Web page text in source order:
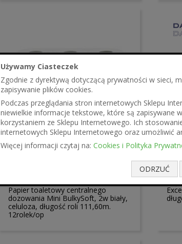
Używamy Ciasteczek
Zgodnie z dyrektywą dotyczącą prywatności w sieci,
zapisywanie plików cookies.
Podczas przeglądania stron internetowych Sklepu
niewielkie informacje tekstowe, które są zapisywane
korzystaniem ze Sklepu Internetowego. Ich
internetowych Sklepu Internetowego oraz umożliwić
Więcej informacji czytaj na: Cookies i Polityka
ODRZUĆ
Papier toaletowy centralnego
dozowania Mini BulkySoft, 2w biały,
celuloza, długość roli 111,60m.
12rolek/op